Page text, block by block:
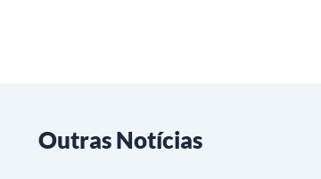
Outras Notícias